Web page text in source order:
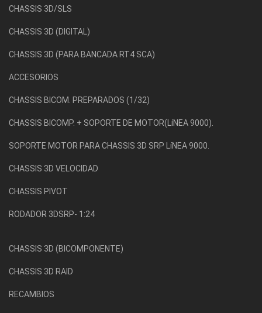
CHASSIS 3D/SLS
CHASSIS 3D (DIGITAL)
CHASSIS 3D (PARA BANCADA RT4 SCA)
ACCESORIOS
CHASSIS BICOM. PREPARADOS (1/32)
CHASSIS BICOMP. + SOPORTE DE MOTOR(LíNEA 9000).
SOPORTE MOTOR PARA CHASSIS 3D SRP LíNEA 9000.
CHASSIS 3D VELOCIDAD
CHASSIS PIVOT
RODADOR 3DSRP- 1:24
CHASSIS 3D (BICOMPONENTE)
CHASSIS 3D RAID
RECAMBIOS